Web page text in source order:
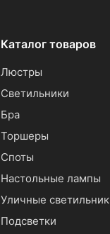
Каталог товаров
Люстры
Светильники
Бра
Торшеры
Споты
Настольные лампы
Уличные
Подсветки